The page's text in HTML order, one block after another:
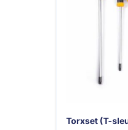
Torxset (T-